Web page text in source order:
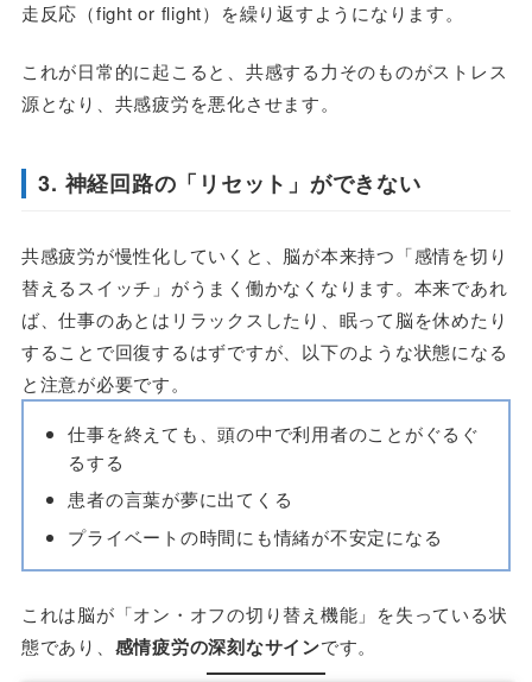
走反応（fight or flight）を繰り返すようになります。
これが日常的に起こると、共感する力そのものがストレス
源となり、共感疲労を悪化させます。
3. 神経回路の「リセット」ができない
共感疲労が慢性化していくと、脳が本来持つ「感情を切り
替えるスイッチ」がうまく働かなくなります。本来であれ
ば、仕事のあとはリラックスしたり、眠って脳を休めたり
することで回復するはずですが、以下のような状態になる
と注意が必要です。
仕事を終えても、頭の中で利用者のことがぐるぐ
るする
患者の言葉が夢に出てくる
プライベートの時間にも情緒が不安定になる
これは脳が「オン・オフの切り替え機能」を失っている状
態であり、 感情疲労の深刻なサインです。